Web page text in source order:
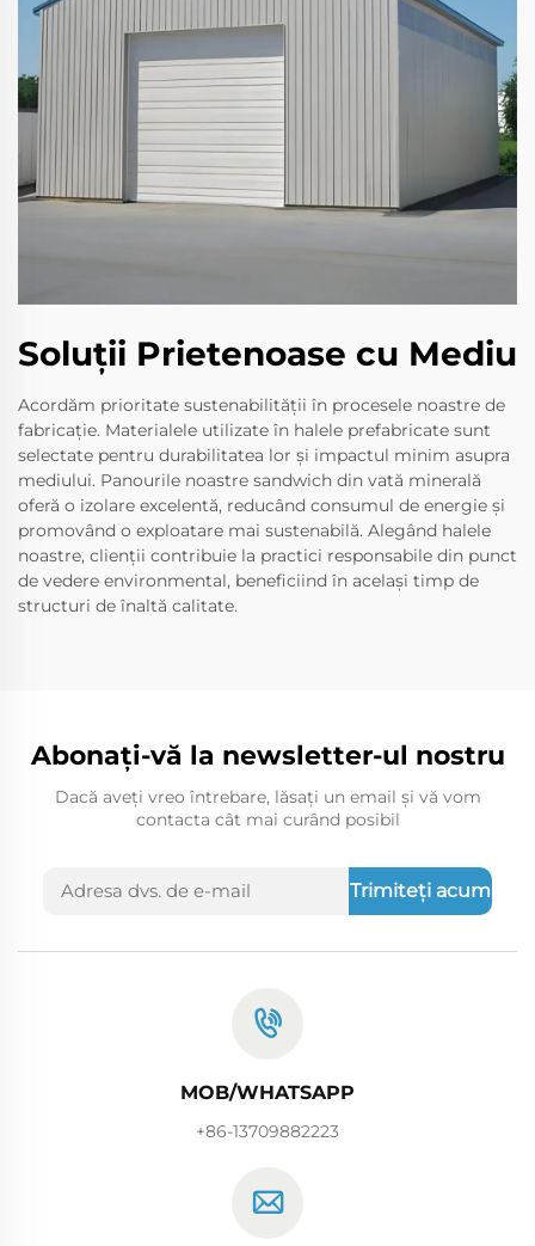
Soluții Prietenoase cu Mediu
Acordăm prioritate sustenabilității în procesele noastre de
fabricație. Materialele utilizate în halele prefabricate sunt
selectate pentru durabilitatea lor și impactul minim asupra
mediului. Panourile noastre sandwich din vată minerală
oferă o izolare excelentă, reducând consumul de energie și
promovând o exploatare mai sustenabilă. Alegând halele
noastre, clienții contribuie la practici responsabile din punct
de vedere environmental, beneficiind în același timp de
structuri de înaltă calitate.
Abonați-vă la newsletter-ul nostru
Dacă aveți vreo întrebare, lăsați un email și vă vom
contacta cât mai curând posibil
Trimiteți acum
MOB/WHATSAPP
+86-13709882223